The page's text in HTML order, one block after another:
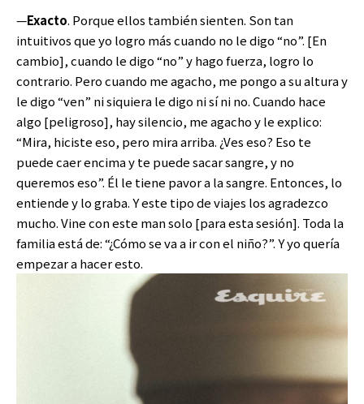
—Exacto. Porque ellos también sienten. Son tan
intuitivos que yo logro más cuando no le digo “no”. [En
cambio], cuando le digo “no” y hago fuerza, logro lo
contrario. Pero cuando me agacho, me pongo a su altura y
le digo “ven” ni siquiera le digo ni sí ni no. Cuando hace
algo [peligroso], hay silencio, me agacho y le explico:
“Mira, hiciste eso, pero mira arriba. ¿Ves eso? Eso te
puede caer encima y te puede sacar sangre, y no
queremos eso”. Él le tiene pavor a la sangre. Entonces, lo
entiende y lo graba. Y este tipo de viajes los agradezco
mucho. Vine con este man solo [para esta sesión]. Toda la
familia está de: “¿Cómo se va a ir con el niño?”. Y yo quería
empezar a hacer esto.